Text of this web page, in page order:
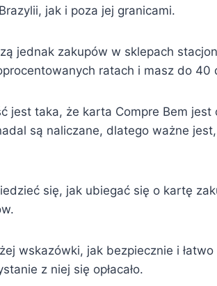
jak i poza jej granicami.
jednak zakupów w sklepach
ratach i masz do 40
jest taka, że ​​karta Compre Bem
są naliczane, dlatego ważne
się, jak ubiegać się o kartę
wskazówki, jak bezpiecznie i
z niej się opłacało.